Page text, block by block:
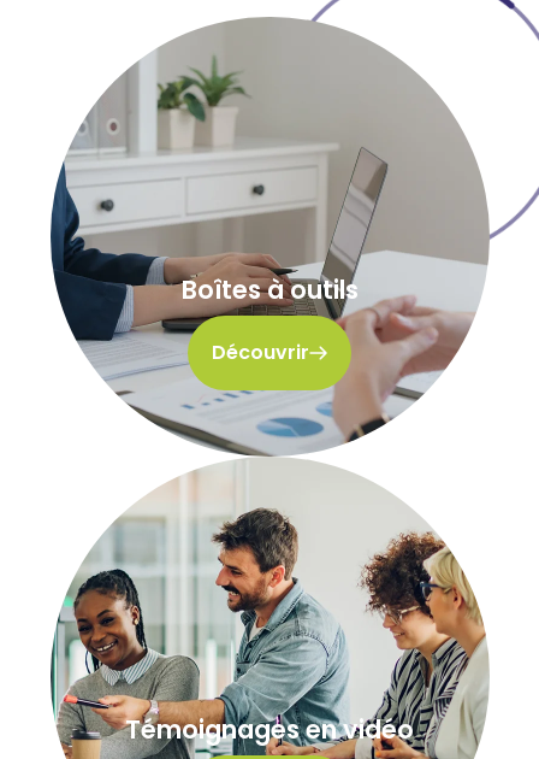
Boîtes à outils
Découvrir
Témoignages en vidéo